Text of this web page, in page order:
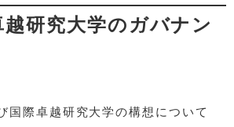
研究大学のガバナン
国際卓越研究大学の構想について